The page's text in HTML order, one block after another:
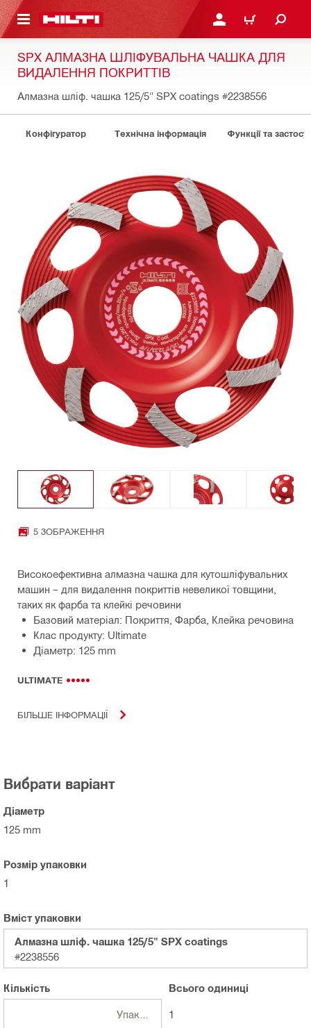
ЗМІСТУ УВІЙТИ АБО
КОШИК
SPX АЛМАЗНА ШЛІФУВАЛЬНА ЧАШКА ДЛЯ
ВИДАЛЕННЯ ПОКРИТТІВ
Алмазна шліф. чашка 125/5" SPX coatings #2238556
Конфігуратор Технічна інформація Функції та
5 ЗОБРАЖЕННЯ
Високоефективна алмазна чашка для кутошліфувальних
машин – для видалення покриттів невеликої товщини,
таких як фарба та клейкі речовини
Базовий матеріал: Покриття, Фарба, Клейка речовина
Клас продукту: Ultimate
Діаметр: 125 mm
ULTIMATE
БІЛЬШЕ ІНФОРМАЦІЇ
Вибрати варіант
Діаметр
125 mm
Розмір упаковки
1
Вміст упаковки
Алмазна шліф. чашка 125/5" SPX coatings
#2238556
Кількість
Упаковки
Всьогоодиниці
1